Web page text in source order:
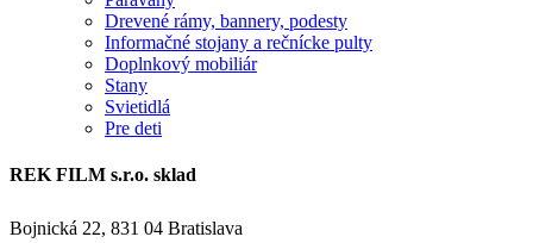
Drevené rámy, bannery, podesty
Informačné stojany a rečnícke pulty
Doplnkový mobiliár
Stany
Svietidlá
Pre deti
REK FILM s.r.o. sklad
Bojnická 22, 831 04 Bratislava